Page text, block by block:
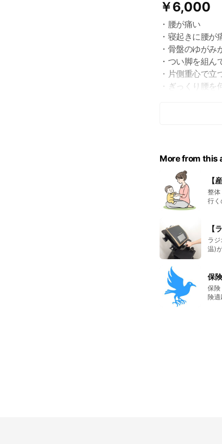
￥6,000
・腰が痛い
・寝起きに腰が
・骨盤のゆがみ
・つい脚を組ん
・片側重心で立
・ぎっくり腰を
More from this
【
整体
行く
が
【
ラ
温)
保
保
険適